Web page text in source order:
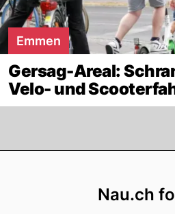
Emmen
Gersag-Areal:
Velo- und
Nau.ch